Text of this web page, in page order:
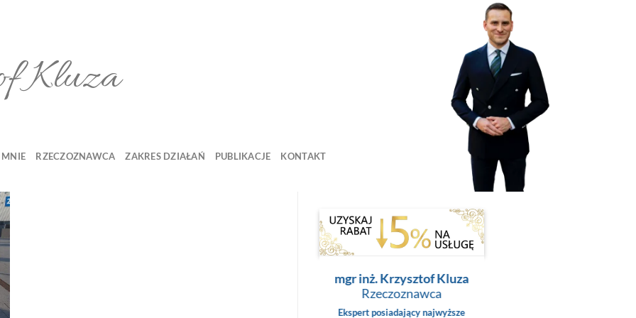
Kluza
MNIE RZECZOZNAWCA ZAKRES DZIAŁAŃ PUBLIKACJE KONTAKT
mgr inż. Krzysztof Kluza
Rzeczoznawca
Ekspert posiadający najwyższe